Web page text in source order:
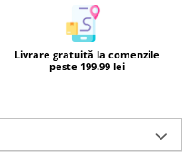
Livrare gratuită la comenzile
peste 199.99 lei